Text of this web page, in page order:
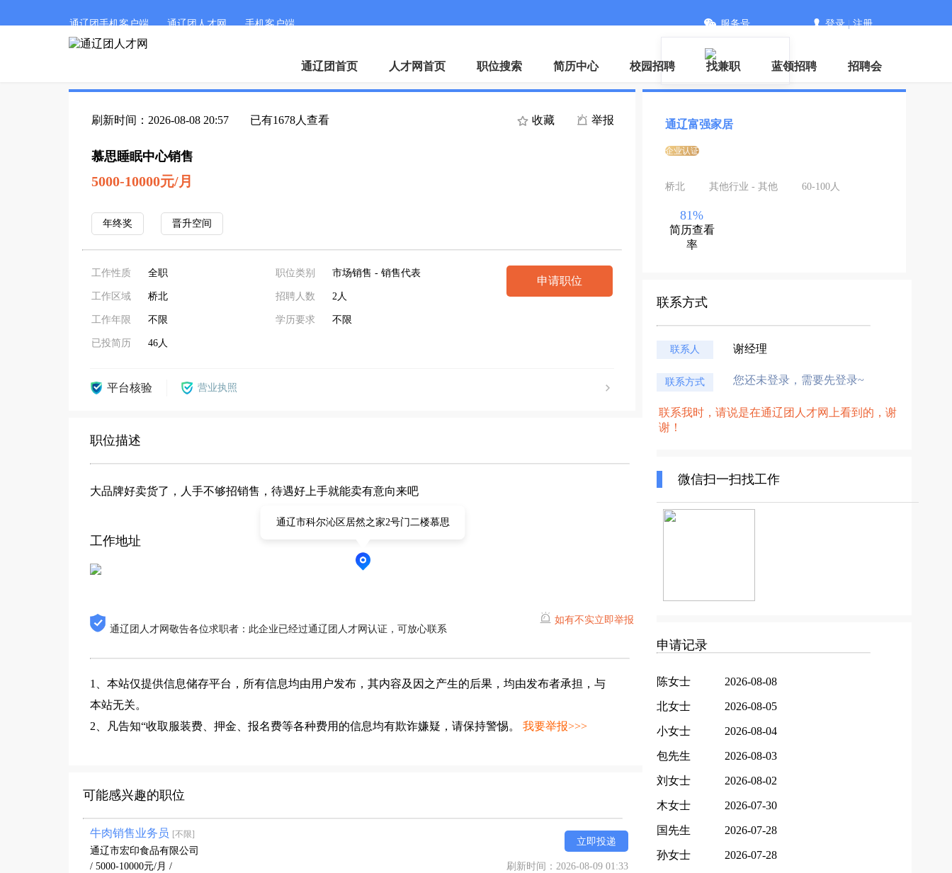
通辽团手机客户端 通辽团人才网 手机客户端
微信
服务号 登录|注册
通辽团首页 人才网首页 职位搜索 简历中心 校园招聘 找兼职 蓝领招聘 招聘会
刷新时间：2026-08-08 20:57 已有1678人查看 收藏 举报
慕思睡眠中心销售
5000-10000元/月
年终奖 晋升空间
工作性质 全职
工作区域 桥北
工作年限 不限
已投简历 46人
职位类别 市场销售 - 销售代表
招聘人数 2人
学历要求 不限
申请职位
平台核验 营业执照
职位描述
大品牌好卖货了，人手不够招销售，待遇好上手就能卖有意向来吧
工作地址
通辽市科尔沁区居然之家2号门二楼慕思
通辽团人才网敬告各位求职者：此企业已经过通辽团人才网认证，可放心联系
如有不实立即举报
1、本站仅提供信息储存平台，所有信息均由用户发布，其内容及因之产生的后果，均由发布者承担，与
本站无关。
2、凡告知“收取服装费、押金、报名费等各种费用的信息均有欺诈嫌疑，请保持警惕。 我要举报>>>
可能感兴趣的职位
牛肉销售业务员 [不限]
立即投递
通辽市宏印食品有限公司
/ 5000-10000元/月 /
刷新时间：2026-08-09 01:33
通辽富强家居
企业认证
桥北 其他行业 - 其他 60-100人
81%
简历查看
率
联系方式
联系人 谢经理
联系方式 您还未登录，需要先登录~
联系我时，请说是在通辽团人才网上看到的，谢
谢！
微信扫一扫找工作
申请记录
陈女士 2026-08-08
北女士 2026-08-05
小女士 2026-08-04
包先生 2026-08-03
刘女士 2026-08-02
木女士 2026-07-30
国先生 2026-07-28
孙女士 2026-07-28